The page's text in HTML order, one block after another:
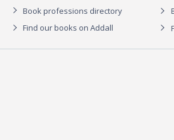
Book professions directory
Find our books on Addall